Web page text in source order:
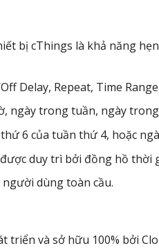
bị cThings là khả năng
Delay, Repeat, Time
ngày trong tuần, ngày
6 của tuần thứ 4, hoặc
duy trì bởi đồng hồ thời
dùng toàn cầu.
triển và sở hữu 100% bởi